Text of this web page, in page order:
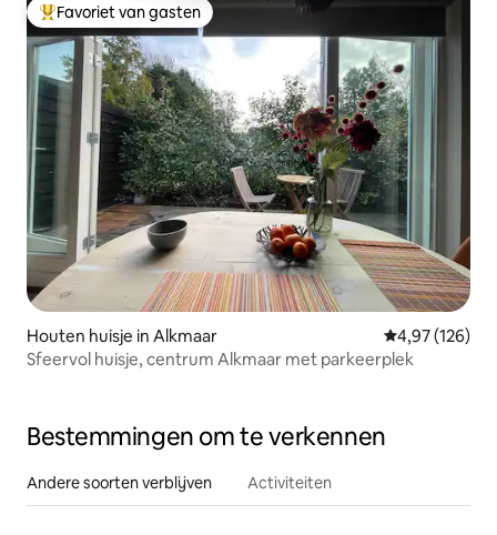
Topfavoriet van gasten
Favoriet van gasten
Houten huisje in Alkmaar Gemiddelde
4,97 (126)
Sfeervol huisje, centrum Alkmaar met parkeerplek
Bestemmingen om te verkennen
Andere soorten verblijven Activiteiten